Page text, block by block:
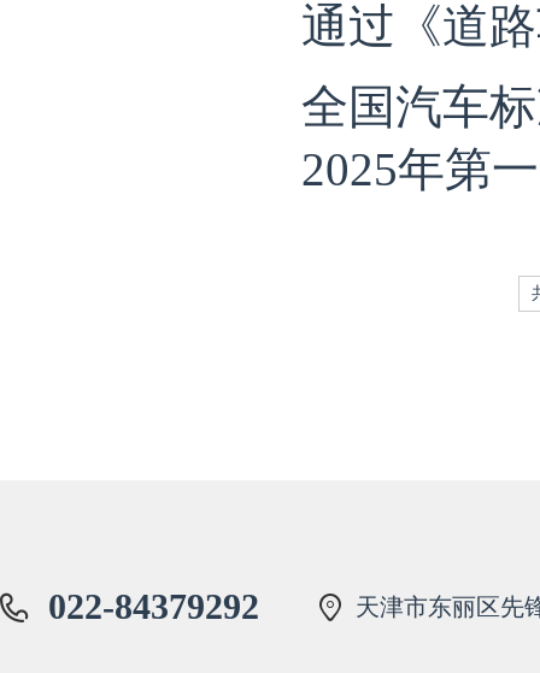
通过《道
全国汽车
2025年第
022-84379292 天津市东丽区先